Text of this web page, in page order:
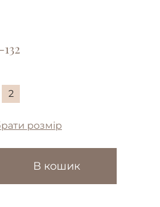
2
розмір
В кошик